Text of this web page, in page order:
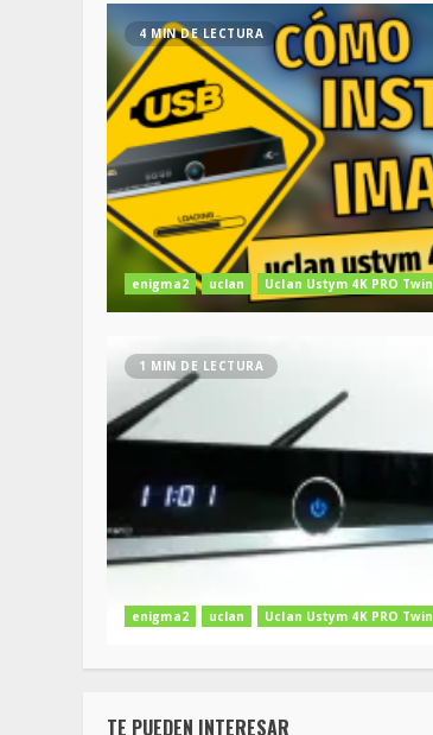
4 MIN DE LECTURA
enigma2 uclan Uclan Ustym 4K PRO Twin
1 MIN DE LECTURA
enigma2 uclan Uclan Ustym 4K PRO Twin
TE PUEDEN INTERESAR